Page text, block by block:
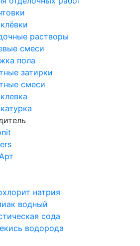
растворы
смеси
пола
затирки
смеси
натрия
водный
сода
водорода